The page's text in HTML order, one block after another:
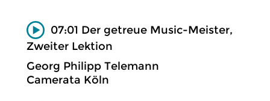
07:01 Der getreue Music-Meister,
Zweiter Lektion
Georg Philipp Telemann
Camerata Köln